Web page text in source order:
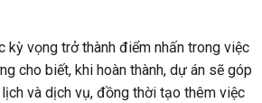
vọng trở thành điểm nhấn trong việc
cho biết, khi hoàn thành, dự án sẽ góp
và dịch vụ, đồng thời tạo thêm việc